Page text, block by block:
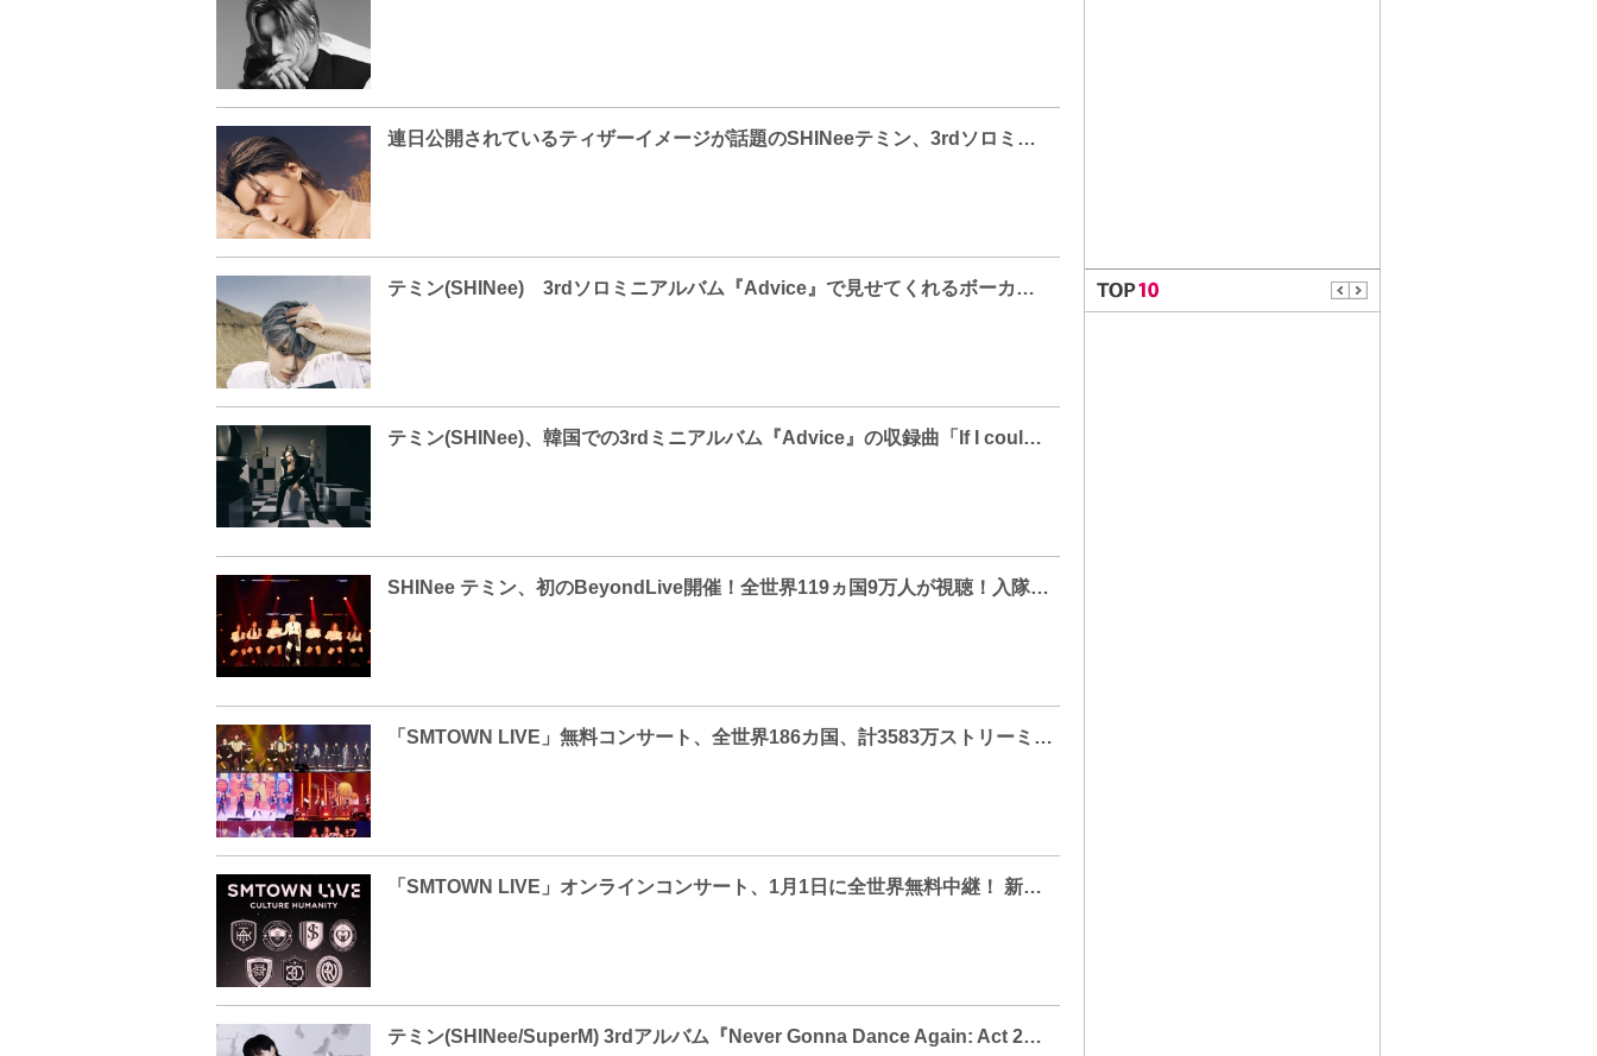
連日公開されているティザーイメージが話題のSHINeeテミン、3rdソロミニアルバム『Advice』収録曲「SAD KIDS」で感性豊かな叙事を届ける!
テミン(SHINee) 3rdソロミニアルバム『Advice』で見せてくれるボーカルの魅力！清涼な「Light」とセクシーな「Strings」で期待感UP！
テミン(SHINee)、韓国での3rdミニアルバム『Advice』の収録曲「If I could tell you」のフィーチャリングに少女時代テヨンの参加が決定！
SHINee テミン、初のBeyondLive開催！全世界119ヵ国9万人が視聴！入隊前、最後の単独ソロコンサートで新曲「Advice」を初披露！
「SMTOWN LIVE」無料コンサート、全世界186カ国、計3583万ストリーミング！ 韓国のオンラインコンサート史上最大視聴記録！
「SMTOWN LIVE」オンラインコンサート、1月1日に全世界無料中継！ 新年を迎え世界中の人々へ応援と希望を伝える！SMアーティストの多彩なステージを予告！
テミン(SHINee/SuperM) 3rdアルバム『Never Gonna Dance Again: Act 2』の配信スタート！タイトル曲「IDEA」のLINE MUSIC再生キャンペーンもスタート！